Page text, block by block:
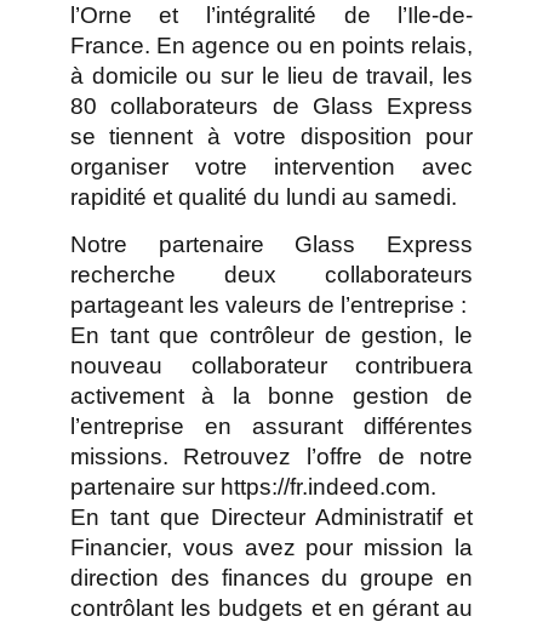
l’Orne et l’intégralité de l’Ile-de-
France. En agence ou en points relais,
à domicile ou sur le lieu de travail, les
80 collaborateurs de Glass Express
se tiennent à votre disposition pour
organiser votre intervention avec
rapidité et qualité du lundi au samedi.
Notre partenaire Glass Express
recherche deux collaborateurs
partageant les valeurs de l’entreprise :
En tant que contrôleur de gestion, le
nouveau collaborateur contribuera
activement à la bonne gestion de
l’entreprise en assurant différentes
missions. Retrouvez l’offre de notre
partenaire sur https://fr.indeed.com.
En tant que Directeur Administratif et
Financier, vous avez pour mission la
direction des finances du groupe en
contrôlant les budgets et en gérant au